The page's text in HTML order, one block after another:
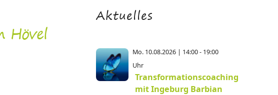
Hövel
Aktuelles
Mo. 10.08.2026 | 14:00 - 19:00
Uhr
Transformationscoaching
mit Ingeburg Barbian